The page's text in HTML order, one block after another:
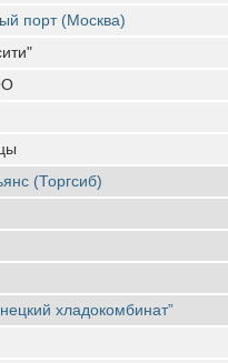
порт (Москва)
(Торгсиб)
хладокомбинат”